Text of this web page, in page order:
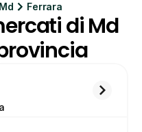
Md Ferrara
di Md